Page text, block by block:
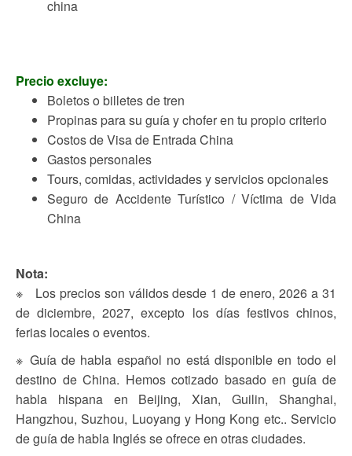
china
Precio excluye:
Boletos o billetes de tren
Propinas para su guía y chofer en tu propio criterio
Costos de Visa de Entrada China
Gastos personales
Tours, comidas, actividades y servicios opcionales
Seguro de Accidente Turístico / Víctima de Vida
China
Nota:
※ Los precios son válidos desde 1 de enero, 2026 a 31
de diciembre, 2027, excepto los días festivos chinos,
ferias locales o eventos.
※ Guía de habla español no está disponible en todo el
destino de China. Hemos cotizado basado en guía de
habla hispana en Beijing, Xian, Guilin, Shanghai,
Hangzhou, Suzhou, Luoyang y Hong Kong etc.. Servicio
de guía de habla Inglés se ofrece en otras ciudades.